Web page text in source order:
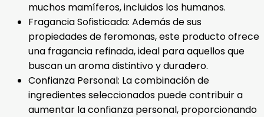
muchos mamíferos, incluidos los humanos.
Fragancia Sofisticada: Además de sus
propiedades de feromonas, este producto ofrece
una fragancia refinada, ideal para aquellos que
buscan un aroma distintivo y duradero.
Confianza Personal: La combinación de
ingredientes seleccionados puede contribuir a
aumentar la confianza personal, proporcionando